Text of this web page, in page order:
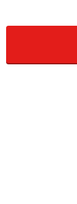
ともにあり